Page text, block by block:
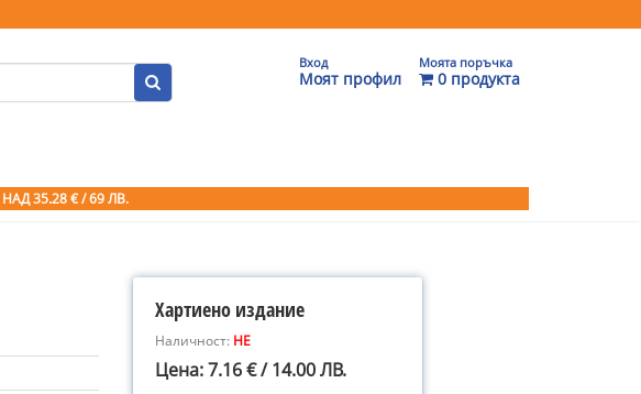
Вход
Моят профил
Моята поръчка
0 продукта
НАД 35.28 € / 69 ЛВ.
Хартиено издание
Наличност: НЕ
Цена: 7.16 € / 14.00 ЛВ.